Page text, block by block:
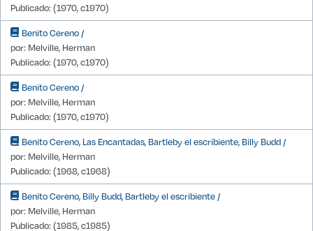
Publicado: (1970, c1970)
Benito Cereno /
por: Melville, Herman
Publicado: (1970, c1970)
Benito Cereno /
por: Melville, Herman
Publicado: (1970, c1970)
Benito Cereno, Las Encantadas, Bartleby el escribiente, Billy Budd /
por: Melville, Herman
Publicado: (1968, c1968)
Benito Cereno, Billy Budd, Bartleby el escribiente /
por: Melville, Herman
Publicado: (1985, c1985)